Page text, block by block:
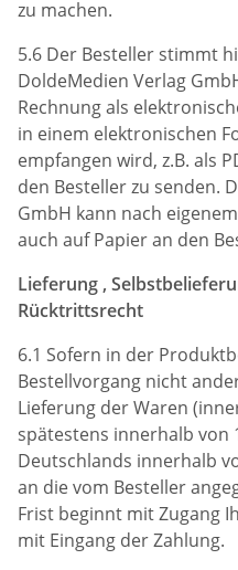
zu machen.
5.6 Der Besteller stimmt
DoldeMedien Verlag
Rechnung als
in einem elektronischen
empfangen wird, z.B. als
den Besteller zu senden.
GmbH kann nach
auch auf Papier an den
Lieferung ,
Rücktrittsrecht
6.1 Sofern in der
Bestellvorgang nicht
Lieferung der Waren
spätestens innerhalb von
Deutschlands innerhalb
an die vom Besteller
Frist beginnt mit Zugang
mit Eingang der Zahlung.